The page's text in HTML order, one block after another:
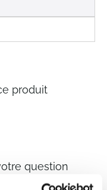
produit
question